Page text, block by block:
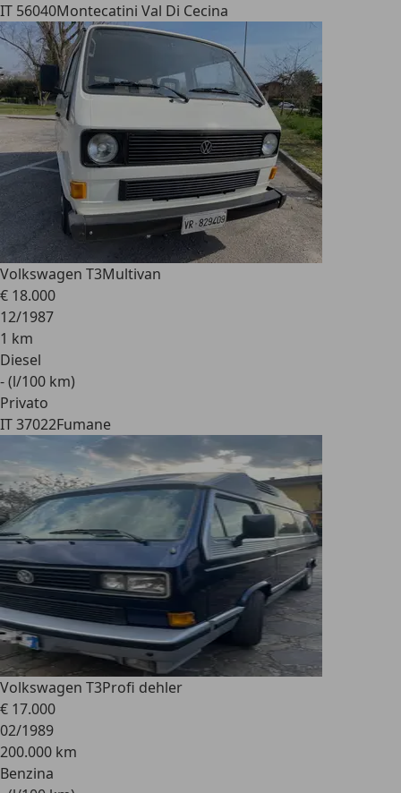
IT 56040Montecatini Val Di Cecina
Volkswagen T3Multivan
€ 18.000
12/1987
1 km
Diesel
- (l/100 km)
Privato
IT 37022Fumane
Volkswagen T3Profi dehler
€ 17.000
02/1989
200.000 km
Benzina